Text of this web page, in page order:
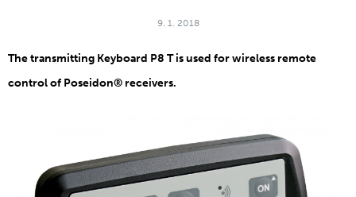
9. 1. 2018
The transmitting Keyboard P8 T is used for wireless remote
control of Poseidon® receivers.